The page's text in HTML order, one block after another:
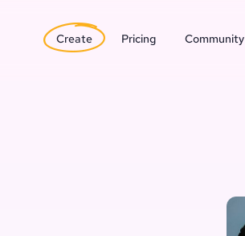
Create Pricing Community